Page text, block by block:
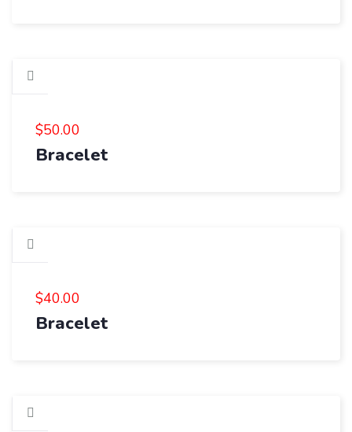
$50.00
Bracelet
$40.00
Bracelet